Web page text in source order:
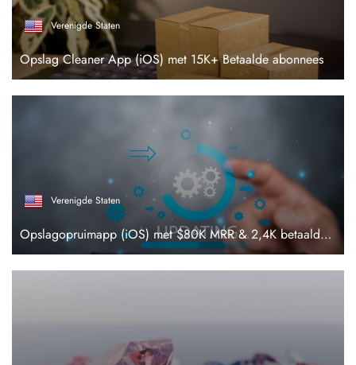
Verenigde Staten
Opslag Cleaner App (iOS) met 15K+ Betaalde abonnees
Verenigde Staten
Opslagopruimapp (iOS) met $80K MRR & 2,4K betaalde abonnees